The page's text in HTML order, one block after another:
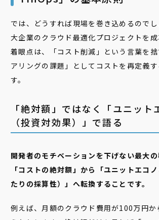
では、どうすれば現場を巻き込めるのでし
大企業のクラウド最適化プロジェクトを
着眼点は、「コスト削減」という言葉を
アリングの課題」としてコストを再定義
す。
「絶対額」ではなく「ユニット
（投資対効果）」で語る
開発者のモチベーションを下げない最大
「コストの絶対額」から「ユニットエコ
たりの採算性）」へ転換することです。
例えば、月額のクラウド費用が100万円